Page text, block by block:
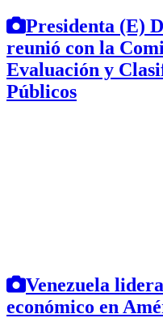
Presidenta (E)
reunió con la
Evaluación y
Públicos
Venezuela
económico en